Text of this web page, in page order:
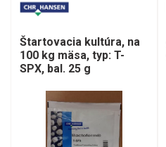
Štartovacia kultúra, na
100 kg mäsa, typ: T-
SPX, bal. 25 g